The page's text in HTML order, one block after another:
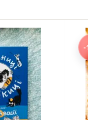
-